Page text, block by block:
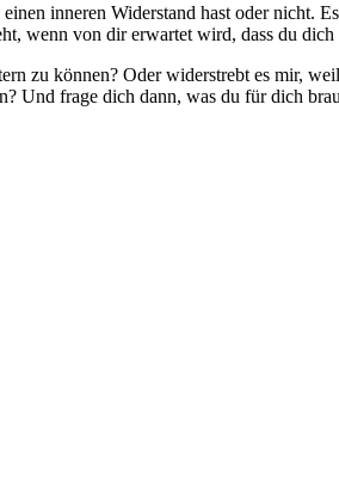
inneren Widerstand hast oder nicht.
wenn von dir erwartet wird, dass du dich
zu können? Oder widerstrebt es mir,
Und frage dich dann, was du für dich